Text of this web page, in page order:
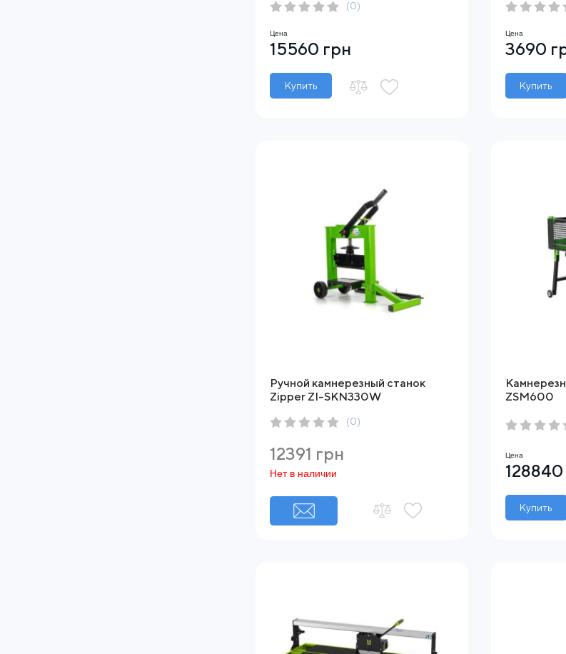
(0)
Цена
15560 грн
Купить
Цена
3690
Купить
Ручной камнерезный станок
Zipper ZI-SKN330W
(0)
12391 грн
Нет в наличии
ZSM600
Цена
Купить